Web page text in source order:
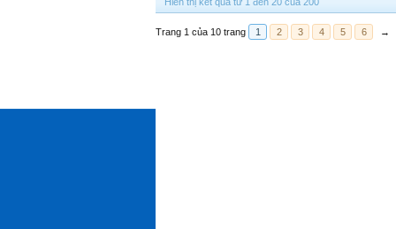
Trang 1 của 10 trang 1 2 3 4 5 6 →